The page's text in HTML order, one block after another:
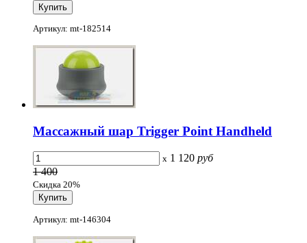
Артикул: mt-182514
Массажный шар Trigger Point Handheld
x 1 120 руб
1 400
Скидка 20%
Артикул: mt-146304